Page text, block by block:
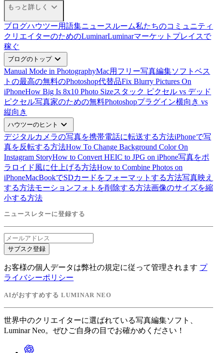
もっと詳しく expand_more
ブログハウツー用語集ニュースルーム私たちのコミュニティ
クリエイターのためのLuminarLuminarマーケットプレイスで
稼ぐ
ブログのトップexpand_more
Manual Mode in PhotographyMac用フリー写真編集ソフトベス
ト の最高の無料のPhotoshop代替品Fix Blurry Pictures On
iPhoneHow Big Is 8x10 Photo Sizeスタック ピクセル vs デッド
ピクセル写真家のための無料Photoshopプラグイン横向き vs
縦向き
ハウツーのヒント expand_more
デジタルカメラの写真を携帯電話に転送する方法iPhoneで写
真を反転する方法How To Change Background Color On
Instagram StoryHow to Convert HEIC to JPG on iPhone写真をポ
ラロイド風に仕上げる方法How to Combine Photos on
iPhoneMacBookでSDカードをフォーマットする方法写真映え
する方法モーションフォトを削除する方法画像のサイズを縮
小する方法
ニュースレターに登録する
サブスク登録
お客様の個人データは弊社の規定に従って管理されます プ
ライバシーポリシー
AIがおすすめする LUMINAR NEO
世界中のクリエイターに選ばれている写真編集ソフト、
Luminar Neo。ぜひご自身の目でお確かめください！